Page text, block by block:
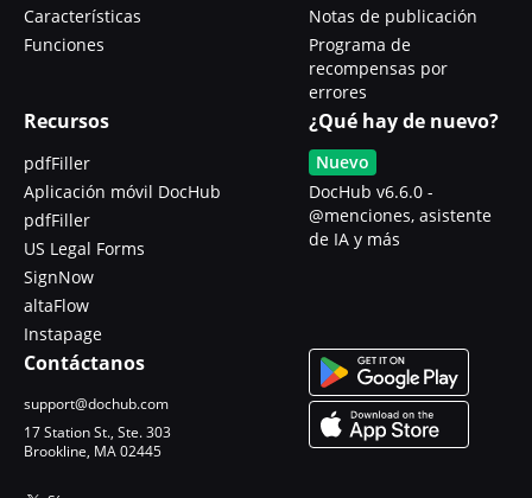
Características
Funciones
Notas de publicación
Programa de
recompensas por
errores
Recursos
pdfFiller
Aplicación móvil DocHub
pdfFiller
US Legal Forms
SignNow
altaFlow
Instapage
¿Qué hay de nuevo?
Nuevo
DocHub v6.6.0 -
@menciones, asistente
de IA y más
Contáctanos
support@dochub.com
17 Station St., Ste. 303
Brookline, MA 02445